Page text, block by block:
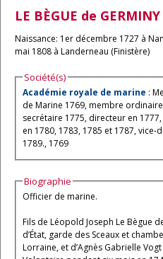
LE BÈGUE de GERMINY
Naissance: 1er décembre 1727 à
mai 1808 à Landerneau (Finistère)
Société(s)
Académie royale de marine :
de Marine 1769, membre ordinaire
secrétaire 1775, directeur en
en 1780, 1783, 1785 et 1787,
1789., 1769
Biographie
Officier de marine.
Fils de Léopold Joseph Le Bègue
d’État, garde des Sceaux et
Lorraine, et d’Agnès Gabrielle